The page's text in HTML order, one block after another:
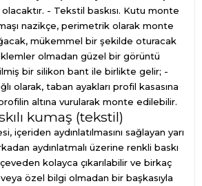
- Tekstil baskısı. Kutu monte
nazikçe, perimetrik olarak monte
mükemmel bir şekilde oturacak
eklemler olmadan güzel bir görüntü
bir silikon bant ile birlikte gelir; -
olarak, taban ayakları profil kasasına
altına vurularak monte edilebilir.
kumaş (tekstil)
içeriden aydınlatılmasını sağlayan yarı
aydınlatmalı üzerine renkli baskı
kolayca çıkarılabilir ve birkaç
özel bilgi olmadan bir başkasıyla